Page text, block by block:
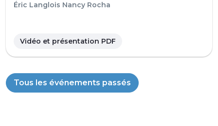
Éric Langlois Nancy Rocha
Vidéo et présentation PDF
Tous les événements passés